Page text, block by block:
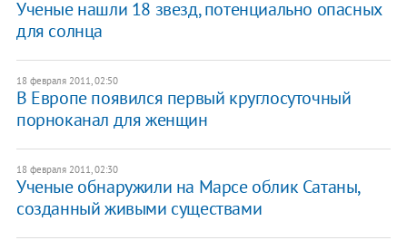
Ученые нашли 18 звезд, потенциально опасных
для солнца
18 февраля 2011, 02:50
В Европе появился первый круглосуточный
порноканал для женщин
18 февраля 2011, 02:30
Ученые обнаружили на Марсе облик Сатаны,
созданный живыми существами